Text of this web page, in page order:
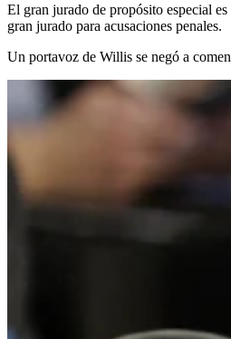
El gran jurado de propósito especial
gran jurado para acusaciones penales.
Un portavoz de Willis se negó a